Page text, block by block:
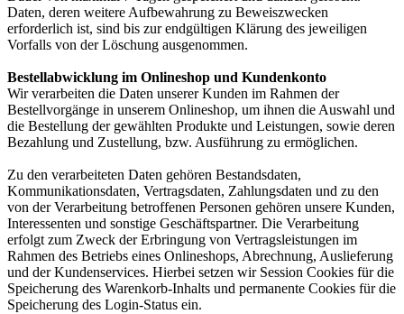
Daten, deren weitere Aufbewahrung zu Beweiszwecken
erforderlich ist, sind bis zur endgültigen Klärung des jeweiligen
Vorfalls von der Löschung ausgenommen.
Bestellabwicklung im Onlineshop und Kundenkonto
Wir verarbeiten die Daten unserer Kunden im Rahmen der
Bestellvorgänge in unserem Onlineshop, um ihnen die Auswahl und
die Bestellung der gewählten Produkte und Leistungen, sowie deren
Bezahlung und Zustellung, bzw. Ausführung zu ermöglichen.
Zu den verarbeiteten Daten gehören Bestandsdaten,
Kommunikationsdaten, Vertragsdaten, Zahlungsdaten und zu den
von der Verarbeitung betroffenen Personen gehören unsere Kunden,
Interessenten und sonstige Geschäftspartner. Die Verarbeitung
erfolgt zum Zweck der Erbringung von Vertragsleistungen im
Rahmen des Betriebs eines Onlineshops, Abrechnung, Auslieferung
und der Kundenservices. Hierbei setzen wir Session Cookies für die
Speicherung des Warenkorb-Inhalts und permanente Cookies für die
Speicherung des Login-Status ein.